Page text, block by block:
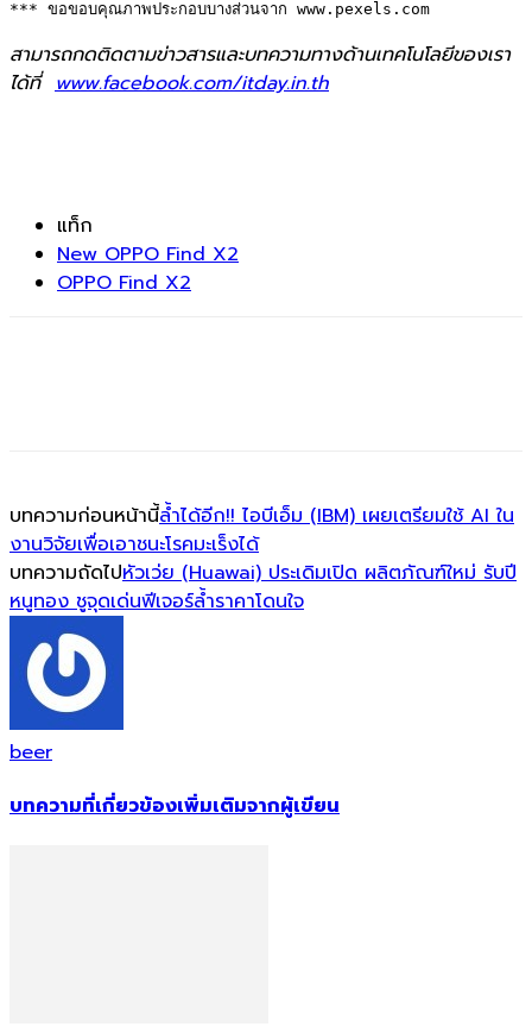
*** ขอขอบคุณภาพประกอบบางส่วนจาก www.pexels.com
สามารถกดติดตามข่าวสารและบทความทางด้านเทคโนโลยีของเรา
ได้ที่ www.facebook.com/itday.in.th
แท็ก
New OPPO Find X2
OPPO Find X2
บทความก่อนหน้านี้ล้ำได้อีก!! ไอบีเอ็ม (IBM) เผยเตรียมใช้ AI ใน
งานวิจัยเพื่อเอาชนะโรคมะเร็งได้
บทความถัดไปหัวเว่ย (Huawai) ประเดิมเปิด ผลิตภัณฑ์ใหม่ รับปี
หนูทอง ชูจุดเด่นฟีเจอร์ล้ำราคาโดนใจ
beer
บทความที่เกี่ยวข้องเพิ่มเติมจากผู้เขียน